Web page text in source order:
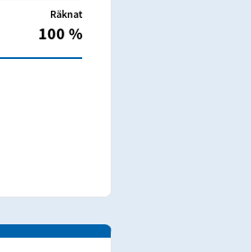
Räknat
100 %